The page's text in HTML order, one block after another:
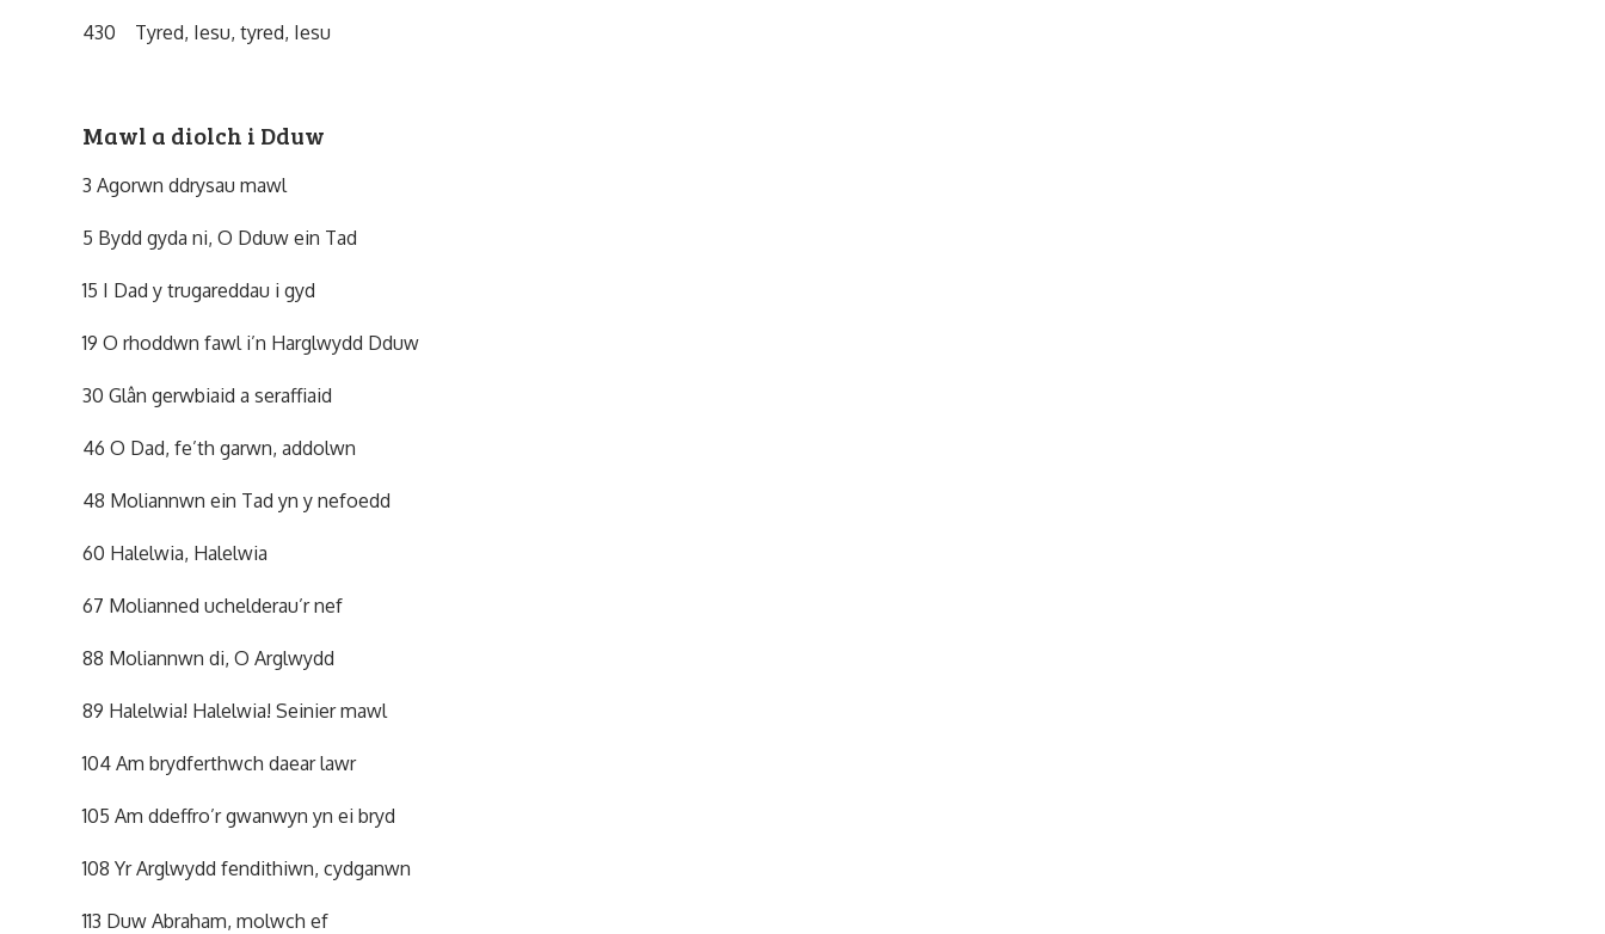
430 Tyred, Iesu, tyred, Iesu
Mawl a diolch i Dduw
3 Agorwn ddrysau mawl
5 Bydd gyda ni, O Dduw ein Tad
15 I Dad y trugareddau i gyd
19 O rhoddwn fawl i’n Harglwydd Dduw
30 Glân gerwbiaid a seraffiaid
46 O Dad, fe’th garwn, addolwn
48 Moliannwn ein Tad yn y nefoedd
60 Halelwia, Halelwia
67 Molianned uchelderau’r nef
88 Moliannwn di, O Arglwydd
89 Halelwia! Halelwia! Seinier mawl
104 Am brydferthwch daear lawr
105 Am ddeffro’r gwanwyn yn ei bryd
108 Yr Arglwydd fendithiwn, cydganwn
113 Duw Abraham, molwch ef